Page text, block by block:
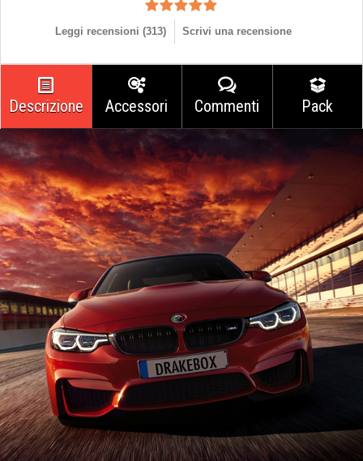
Leggi recensioni (313) Scrivi una recensione
Descrizione Accessori Commenti Pack